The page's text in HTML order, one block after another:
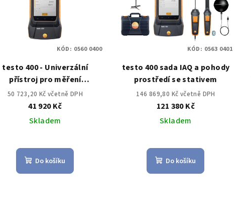
testo 400 - Univerzální
přístroj pro měření
klimatických veličin
50 723,20 Kč včetně DPH
41 920 Kč
Skladem
Do košíku
KÓD: 0560 0400
testo 400 sada IAQ a pohody
prostředí se stativem
146 869,80 Kč včetně DPH
121 380 Kč
Skladem
Do košíku
KÓD: 0563 0401